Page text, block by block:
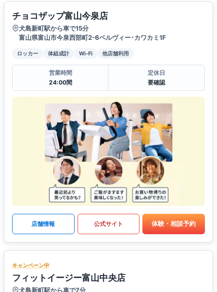
チョコザップ富山今泉店
犬島新町駅から車で15分
富山県富山市今泉西部町2-6ベルヴィー･カワカミ1F
ロッカー 体組成計 Wi-Fi 他店舗利用
営業時間
24:00間
定休日
要確認
店舗情報 公式サイト 体験・相談予約
キャンペーン中
フィットイージー富山中央店
犬島新町駅から車で7分